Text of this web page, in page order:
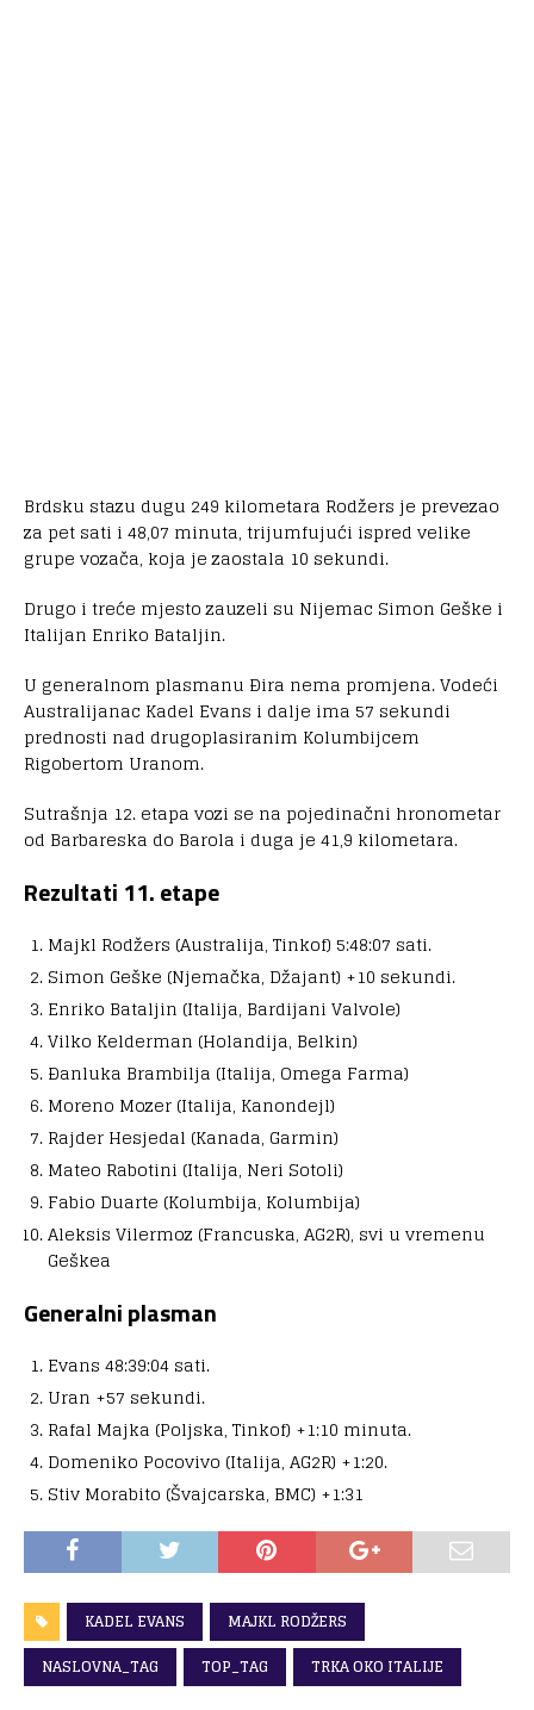
Brdsku stazu dugu 249 kilometara Rodžers je prevezao
za pet sati i 48,07 minuta, trijumfujući ispred velike
grupe vozača, koja je zaostala 10 sekundi.
Drugo i treće mjesto zauzeli su Nijemac Simon Geške i
Italijan Enriko Bataljin.
U generalnom plasmanu Ðira nema promjena. Vodeći
Australijanac Kadel Evans i dalje ima 57 sekundi
prednosti nad drugoplasiranim Kolumbijcem
Rigobertom Uranom.
Sutrašnja 12. etapa vozi se na pojedinačni hronometar
od Barbareska do Barola i duga je 41,9 kilometara.
Rezultati 11. etape
Majkl Rodžers (Australija, Tinkof) 5:48:07 sati.
Simon Geške (Njemačka, Džajant) +10 sekundi.
Enriko Bataljin (Italija, Bardijani Valvole)
Vilko Kelderman (Holandija, Belkin)
Ðanluka Brambilja (Italija, Omega Farma)
Moreno Mozer (Italija, Kanondejl)
Rajder Hesjedal (Kanada, Garmin)
Mateo Rabotini (Italija, Neri Sotoli)
Fabio Duarte (Kolumbija, Kolumbija)
Aleksis Vilermoz (Francuska, AG2R), svi u vremenu
Geškea
Generalni plasman
Evans 48:39:04 sati.
Uran +57 sekundi.
Rafal Majka (Poljska, Tinkof) +1:10 minuta.
Domeniko Pocovivo (Italija, AG2R) +1:20.
Stiv Morabito (Švajcarska, BMC) +1:31
KADEL EVANS
MAJKL RODŽERS
NASLOVNA_TAG
TOP_TAG TRKA OKO ITALIJE